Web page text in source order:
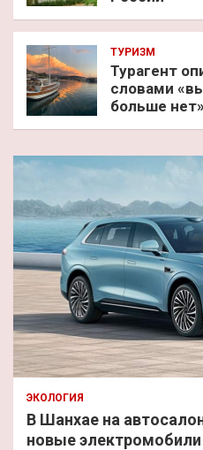
ТУРИЗМ
Турагент
словами
больше нет»
ЭКОЛОГИЯ
В Шанхае на
новые электромобили